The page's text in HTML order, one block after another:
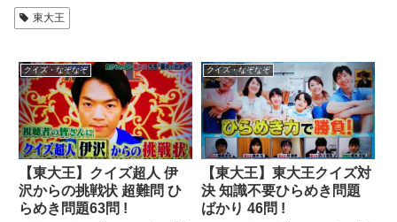
東大王
クイズ・なぞなぞ
【東大王】クイズ超人 伊
沢からの挑戦状 超難問 ひ
らめき問題63問 !
クイズ・なぞなぞ
【東大王】東大王クイズ対
決 知識不要ひらめき問題
ばかり 46問 !